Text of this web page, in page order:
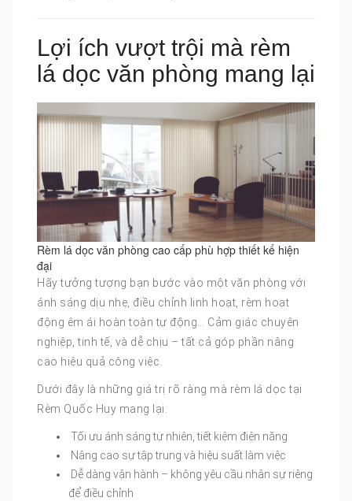
Lợi ích vượt trội mà rèm
lá dọc văn phòng mang lại
Rèm lá dọc văn phòng cao cấp phù hợp thiết kế hiện
đại
Hãy tưởng tượng bạn bước vào một văn phòng với
ánh sáng dịu nhẹ, điều chỉnh linh hoạt, rèm hoạt
động êm ái hoàn toàn tự động… Cảm giác chuyên
nghiệp, tinh tế, và dễ chịu – tất cả góp phần nâng
cao hiệu quả công việc.
Dưới đây là những giá trị rõ ràng mà rèm lá dọc tại
Rèm Quốc Huy mang lại:
Tối ưu ánh sáng tự nhiên, tiết kiệm điện năng
Nâng cao sự tập trung và hiệu suất làm việc
Dễ dàng vận hành – không yêu cầu nhân sự riêng
để điều chỉnh